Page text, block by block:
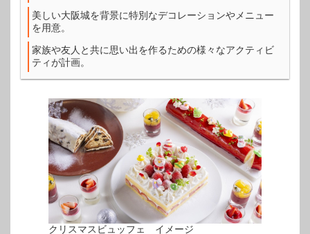
美しい大阪城を背景に特別なデコレーションやメニュー
を用意。
家族や友人と共に思い出を作るための様々なアクティビ
ティが計画。
クリスマスビュッフェ イメージ